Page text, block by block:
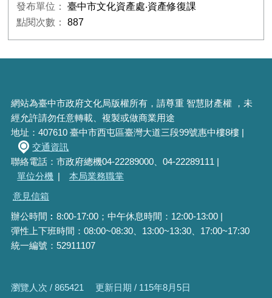
發布單位：臺中市文化資產處‧資產修復課
點閱次數：887
網站為臺中市政府文化局版權所有，請尊重 智慧財產權 ，未
經允許請勿任意轉載、複製或做商業用途
地址：407610 臺中市西屯區臺灣大道三段99號惠中樓8樓 |
交通資訊
聯絡電話：市政府總機04-22289000、04-22289111 |
單位分機 |
本局業務職掌
意見信箱
辦公時間︰8:00-17:00；中午休息時間：12:00-13:00 |
彈性上下班時間：08:00~08:30、13:00~13:30、17:00~17:30
統一編號：52911107
瀏覽人次 / 865421 更新日期 / 115年8月5日